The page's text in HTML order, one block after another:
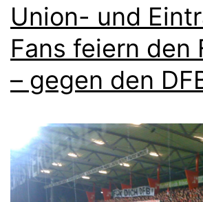
Union- und
Fans feiern den
– gegen den